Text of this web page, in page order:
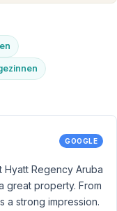
GOOGLE
Hyatt Regency Aruba
great property. From
a strong impression.